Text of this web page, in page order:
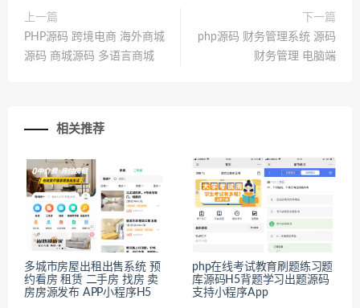
上一篇
PHP源码 跨境电商 海外商城
源码 商城源码 多语言商城
下一篇
php源码 财务管理系统 源码
财务管理 电脑端
相关推荐
多城市房屋出租出售系统 预
约看房 租赁 二手房 找房 卖
房房源发布 APP小程序H5
php在线考试教育刷题练习题
库源码H5背题学习出题源码
支持小程序App